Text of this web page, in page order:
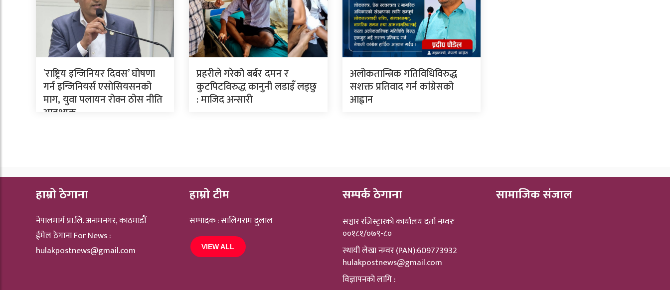
`राष्ट्रिय इन्जिनियर दिवस’ घोषणा
गर्न इन्जिनियर्स एसाेसियसनको
माग, युवा पलायन रोक्न ठोस नीति
आवश्यक
प्रहरीले गरेको बर्बर दमन र
कुटपिटविरुद्ध कानुनी लडाइँ लड्छु
: माजिद अन्सारी
अलोकतान्त्रिक गतिविधिविरुद्ध
सशक्त प्रतिवाद गर्न कांग्रेसको
आह्वान
हाम्रो ठेगाना
नेपालमार्ग प्रा.लि. अनामनगर, काठमाडौं
ईमेल ठेगाना For News :
hulakpostnews@gmail.com
हाम्रो टीम
सम्पादक : सालिगराम दुलाल
VIEW ALL
सम्पर्क ठेगाना
सञ्चार रजिस्ट्रारकाे कार्यालय दर्ता नम्वरः
००१८१/०७९-८०
स्थायी लेखा नम्वर (PAN):609773932
hulakpostnews@gmail.com
विज्ञापनको लागि :
सामाजिक संजाल